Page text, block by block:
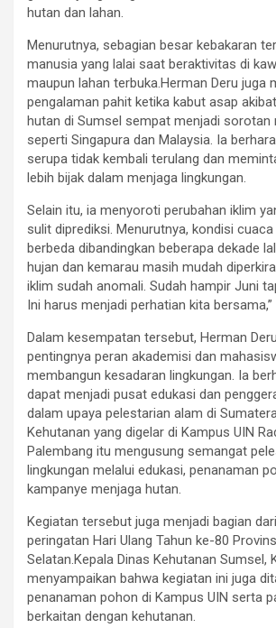
hutan dan lahan.
Menurutnya, sebagian besar kebakaran
manusia yang lalai saat beraktivitas di
maupun lahan terbuka.Herman Deru juga
pengalaman pahit ketika kabut asap
hutan di Sumsel sempat menjadi sorotan
seperti Singapura dan Malaysia. Ia
serupa tidak kembali terulang dan
lebih bijak dalam menjaga lingkungan.
Selain itu, ia menyoroti perubahan iklim
sulit diprediksi. Menurutnya, kondisi
berbeda dibandingkan beberapa dekade
hujan dan kemarau masih mudah
iklim sudah anomali. Sudah hampir Juni
Ini harus menjadi perhatian kita bersama,”
Dalam kesempatan tersebut, Herman
pentingnya peran akademisi dan
membangun kesadaran lingkungan. Ia
dapat menjadi pusat edukasi dan
dalam upaya pelestarian alam di
Kehutanan yang digelar di Kampus UIN
Palembang itu mengusung semangat
lingkungan melalui edukasi, penanaman
kampanye menjaga hutan.
Kegiatan tersebut juga menjadi bagian
peringatan Hari Ulang Tahun ke-80
Selatan.Kepala Dinas Kehutanan Sumsel,
menyampaikan bahwa kegiatan ini juga
penanaman pohon di Kampus UIN serta
berkaitan dengan kehutanan.